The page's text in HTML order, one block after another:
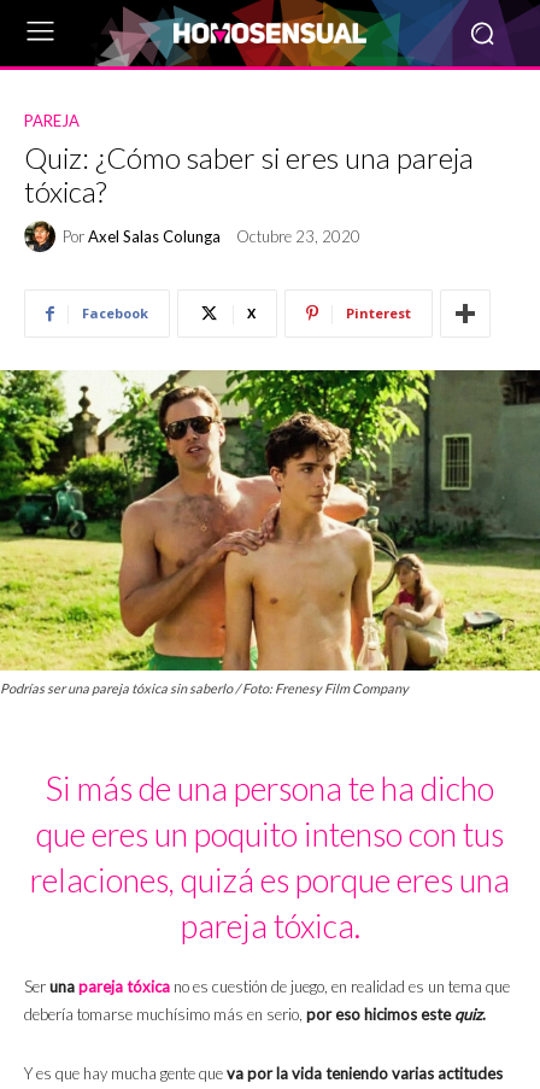
PAREJA
Quiz: ¿Cómo saber si eres una pareja
tóxica?
PorAxel Salas Colunga Octubre 23, 2020
Facebook X Pinterest
Podrías ser una pareja tóxica sin saberlo / Foto: Frenesy Film Company
Si más de una persona te ha dicho
que eres un poquito intenso con tus
relaciones, quizá es porque eres una
pareja tóxica.
Serunapareja tóxica no es cuestión de juego, en realidad es un tema que
debería tomarse muchísimo más en serio, por eso hicimos estequiz.
Y es que hay mucha gente queva por la vida teniendo varias actitudes